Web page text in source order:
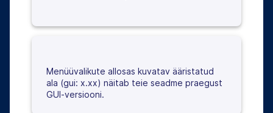
Menüüvalikute allosas kuvatav ääristatud
ala (gui: x.xx) näitab teie seadme praegust
GUI-versiooni.